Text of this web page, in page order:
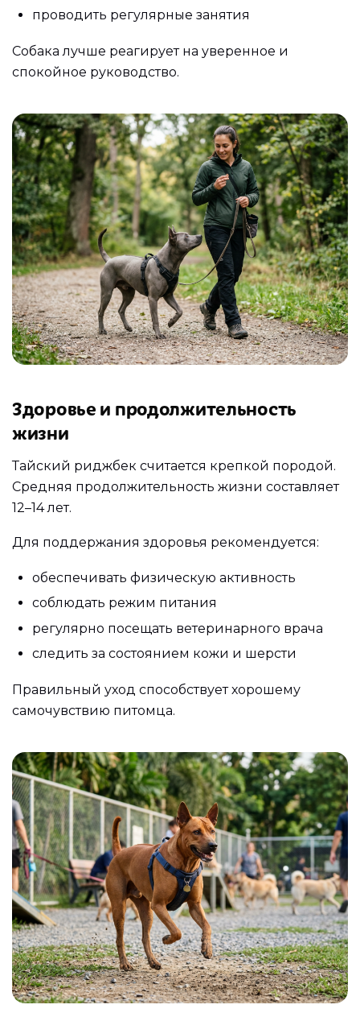
проводить регулярные занятия
Собака лучше реагирует на уверенное и
спокойное руководство.
Здоровье и продолжительность
жизни
Тайский риджбек считается крепкой породой.
Средняя продолжительность жизни составляет
12–14 лет.
Для поддержания здоровья рекомендуется:
обеспечивать физическую активность
соблюдать режим питания
регулярно посещать ветеринарного врача
следить за состоянием кожи и шерсти
Правильный уход способствует хорошему
самочувствию питомца.